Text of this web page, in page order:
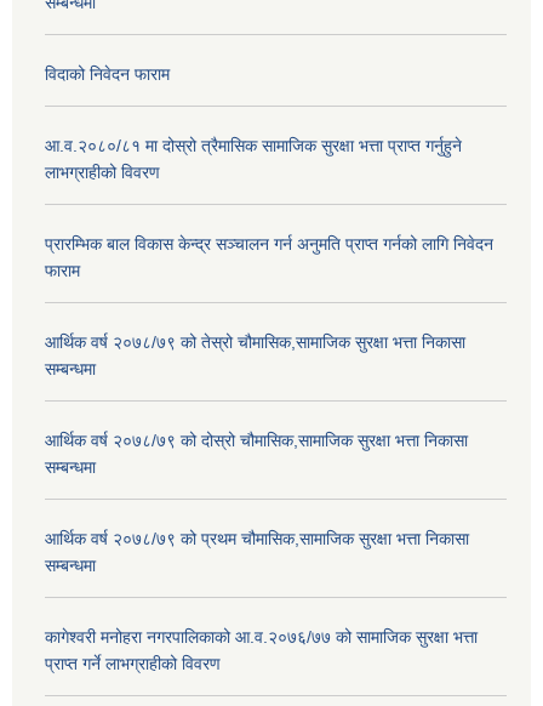
विदाको निवेदन फाराम
आ.व.२०८०/८१ मा दोस्रो त्रैमासिक सामाजिक सुरक्षा भत्ता प्राप्त गर्नुहुने
लाभग्राहीको विवरण
प्रारम्भिक बाल विकास केन्द्र सञ्चालन गर्न अनुमति प्राप्त गर्नको लागि निवेदन
फाराम
आर्थिक वर्ष २०७८/७९ को तेस्रो चौमासिक,सामाजिक सुरक्षा भत्ता निकासा
सम्बन्धमा
आर्थिक वर्ष २०७८/७९ को दोस्रो चौमासिक,सामाजिक सुरक्षा भत्ता निकासा
सम्बन्धमा
आर्थिक वर्ष २०७८/७९ को प्रथम चौमासिक,सामाजिक सुरक्षा भत्ता निकासा
सम्बन्धमा
कागेश्वरी मनोहरा नगरपालिकाको आ.व.२०७६/७७ को सामाजिक सुरक्षा भत्ता
प्राप्त गर्ने लाभग्राहीको विवरण